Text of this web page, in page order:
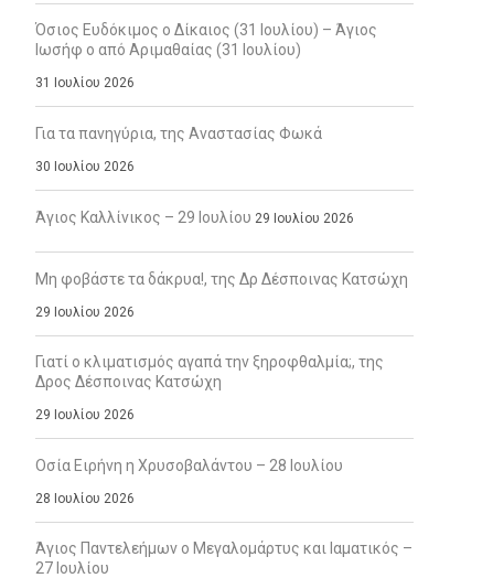
Όσιος Ευδόκιμος ο Δίκαιος (31 Ιουλίου) – Άγιος
Ιωσήφ ο από Αριμαθαίας (31 Ιουλίου)
31 Ιουλίου 2026
Για τα πανηγύρια, της Αναστασίας Φωκά
30 Ιουλίου 2026
Άγιος Καλλίνικος – 29 Ιουλίου 29 Ιουλίου 2026
Μη φοβάστε τα δάκρυα!, της Δρ Δέσποινας Κατσώχη
29 Ιουλίου 2026
Γιατί ο κλιματισμός αγαπά την ξηροφθαλμία;, της
Δρος Δέσποινας Κατσώχη
29 Ιουλίου 2026
Οσία Ειρήνη η Χρυσοβαλάντου – 28 Ιουλίου
28 Ιουλίου 2026
Άγιος Παντελεήμων ο Μεγαλομάρτυς και Ιαματικός –
27 Ιουλίου